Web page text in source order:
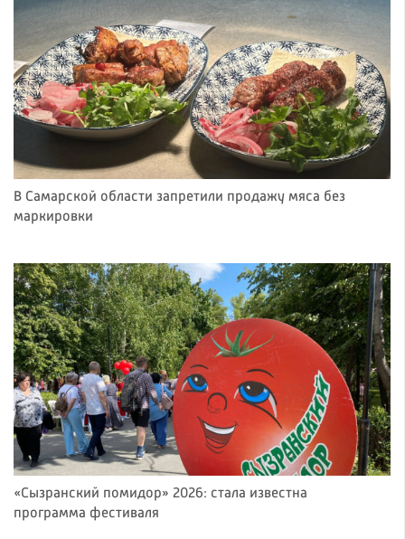
В Самарской области запретили продажу мяса без
маркировки
«Сызранский помидор» 2026: стала известна
программа фестиваля